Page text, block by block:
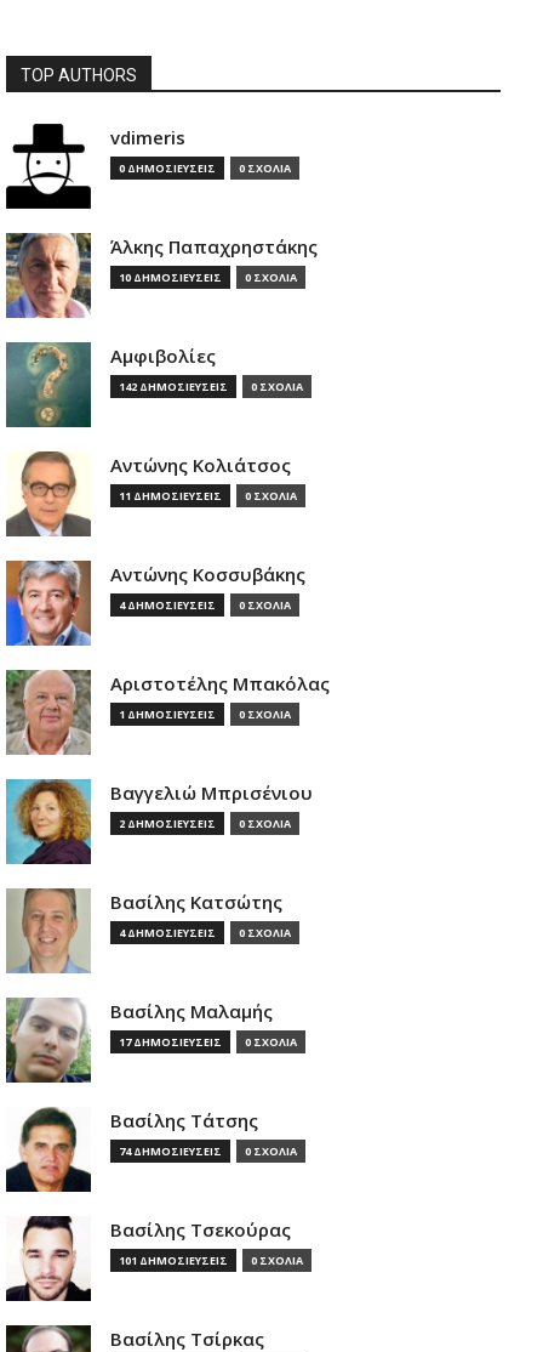
TOP AUTHORS
vdimeris
0 ΔΗΜΟΣΙΕΥΣΕΙΣ 0 ΣΧΟΛΙΑ
Άλκης Παπαχρηστάκης
10 ΔΗΜΟΣΙΕΥΣΕΙΣ 0 ΣΧΟΛΙΑ
Αμφιβολίες
142 ΔΗΜΟΣΙΕΥΣΕΙΣ 0 ΣΧΟΛΙΑ
Αντώνης Κολιάτσος
11 ΔΗΜΟΣΙΕΥΣΕΙΣ 0 ΣΧΟΛΙΑ
Αντώνης Κοσσυβάκης
4 ΔΗΜΟΣΙΕΥΣΕΙΣ 0 ΣΧΟΛΙΑ
Αριστοτέλης Μπακόλας
1 ΔΗΜΟΣΙΕΥΣΕΙΣ 0 ΣΧΟΛΙΑ
Βαγγελιώ Μπρισένιου
2 ΔΗΜΟΣΙΕΥΣΕΙΣ 0 ΣΧΟΛΙΑ
Βασίλης Κατσώτης
4 ΔΗΜΟΣΙΕΥΣΕΙΣ 0 ΣΧΟΛΙΑ
Βασίλης Μαλαμής
17 ΔΗΜΟΣΙΕΥΣΕΙΣ 0 ΣΧΟΛΙΑ
Βασίλης Τάτσης
74 ΔΗΜΟΣΙΕΥΣΕΙΣ 0 ΣΧΟΛΙΑ
Βασίλης Τσεκούρας
101 ΔΗΜΟΣΙΕΥΣΕΙΣ 0 ΣΧΟΛΙΑ
Βασίλης Τσίρκας